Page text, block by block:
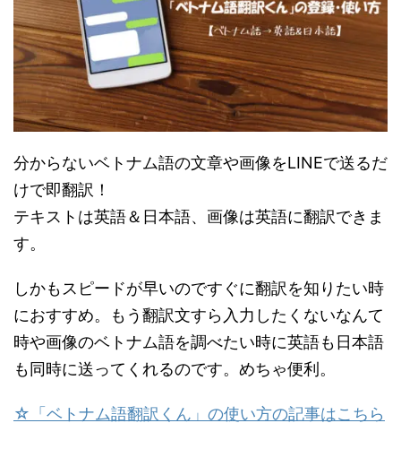
分からないベトナム語の文章や画像をLINEで送るだ
けで即翻訳！
テキストは英語＆日本語、画像は英語に翻訳できま
す。
しかもスピードが早いのですぐに翻訳を知りたい時
におすすめ。もう翻訳文すら入力したくないなんて
時や画像のベトナム語を調べたい時に英語も日本語
も同時に送ってくれるのです。めちゃ便利。
☆「ベトナム語翻訳くん」の使い方の記事はこちら